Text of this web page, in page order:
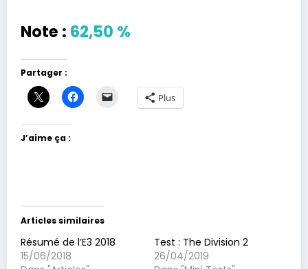
Note : 62,50 %
Partager :
Plus
J’aime ça :
Articles similaires
Résumé de l’E3 2018
15/06/2018
Test : The Division 2
26/04/2019